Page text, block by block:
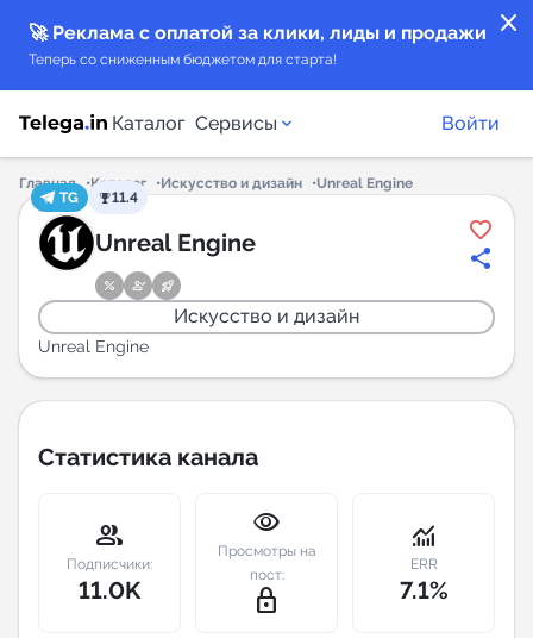
close
🚀 Реклама с оплатой за клики, лиды и продажи
Теперь со сниженным бюджетом для старта!
Каталог Сервисы
Каталог каналов
Каталог ботов
Горящие предложения
Индекс читаемости каналов в Telegram
New
Индивидуальное сопровождение
Войти
Главная Каталог Искусство и дизайн
Unreal Engine
TG
11.4
Unreal Engine
Искусство и дизайн
Unreal Engine
Статистика канала
group
Подписчики:
11.0K
visibility
Просмотры на
пост:
lock_outline
monitoring
ERR
7.1%